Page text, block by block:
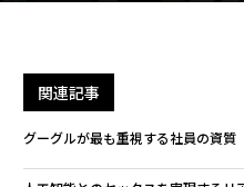
関連記事
グーグルが最も重視する社員の資質